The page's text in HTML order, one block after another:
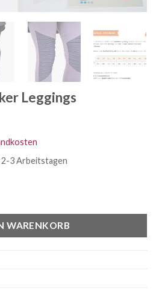
Leggings
3 Arbeitstagen
WARENKORB